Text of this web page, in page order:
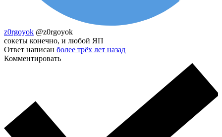
z0rgoyok @z0rgoyok
сокеты конечно, и любой ЯП
Ответ написан более трёх лет назад
Комментировать